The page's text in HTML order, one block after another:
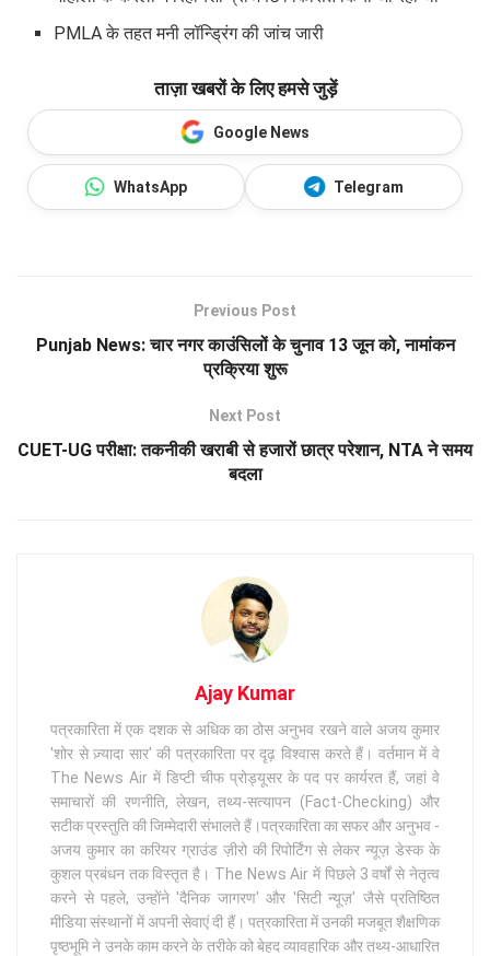
PMLA के तहत मनी लॉन्ड्रिंग की जांच जारी
ताज़ा खबरों के लिए हमसे जुड़ें
Google News
WhatsApp Telegram
Previous Post
Punjab News: चार नगर काउंसिलों के चुनाव 13 जून को, नामांकन
प्रक्रिया शुरू
Next Post
CUET-UG परीक्षा: तकनीकी खराबी से हजारों छात्र परेशान, NTA ने समय
बदला
Ajay Kumar
पत्रकारिता में एक दशक से अधिक का ठोस अनुभव रखने वाले अजय कुमार
'शोर से ज़्यादा सार' की पत्रकारिता पर दृढ़ विश्वास करते हैं। वर्तमान में वे
The News Air में डिप्टी चीफ प्रोड्यूसर के पद पर कार्यरत हैं, जहां वे
समाचारों की रणनीति, लेखन, तथ्य-सत्यापन (Fact-Checking) और
सटीक प्रस्तुति की जिम्मेदारी संभालते हैं।पत्रकारिता का सफर और अनुभव -
अजय कुमार का करियर ग्राउंड ज़ीरो की रिपोर्टिंग से लेकर न्यूज़ डेस्क के
कुशल प्रबंधन तक विस्तृत है। The News Air में पिछले 3 वर्षों से नेतृत्व
करने से पहले, उन्होंने 'दैनिक जागरण' और 'सिटी न्यूज़' जैसे प्रतिष्ठित
मीडिया संस्थानों में अपनी सेवाएं दी हैं। पत्रकारिता में उनकी मजबूत शैक्षणिक
पृष्ठभूमि ने उनके काम करने के तरीके को बेहद व्यावहारिक और तथ्य-आधारित